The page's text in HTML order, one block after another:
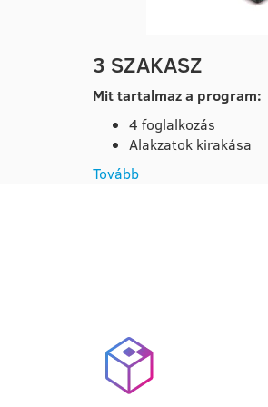
3 SZAKASZ
Mit tartalmaz a program:
4 foglalkozás
Alakzatok kirakása
Tovább